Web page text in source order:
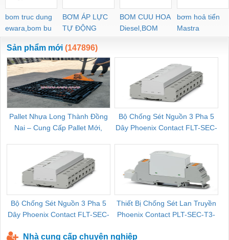
bom truc dung
ewara,bom bu
ewara
BƠM ÁP LỰC
TỰ ĐỘNG
BOM CUU HOA
Diesel,BOM
CHUA CHAY
bơm hoả tiển
Mastra
Sản phẩm mới (147896)
Pallet Nhựa Long Thành Đồng
Nai – Cung Cấp Pallet Mới,
Bộ Chống Sét Nguồn 3 Pha 5
Dây Phoenix Contact FLT-SEC-
Bộ Chống Sét Nguồn 3 Pha 5
Dây Phoenix Contact FLT-SEC-
Thiết Bị Chống Sét Lan Truyền
Phoenix Contact PLT-SEC-T3-
Nhà cung cấp chuyên nghiệp